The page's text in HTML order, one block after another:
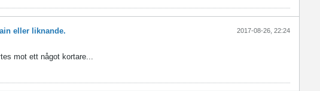
eller liknande.
2017-08-26, 22:24
mot ett något kortare...